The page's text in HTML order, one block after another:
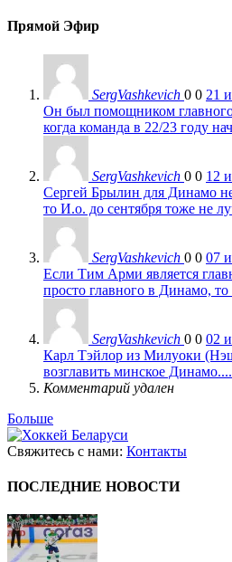
Прямой Эфир
SergVashkevich 0 0 21
Он был помощником
когда команда в 22/23 году
SergVashkevich 0 0 12
Сергей Брылин для Динамо
то И.о. до сентября тоже не
SergVashkevich 0 0 07
Если Тим Арми является
просто главного в Динамо,
SergVashkevich 0 0 02
Карл Тэйлор из Милуоки
возглавить минское Динамо....
Комментарий удален
Больше
Свяжитесь с нами: Контакты
ПОСЛЕДНИЕ НОВОСТИ